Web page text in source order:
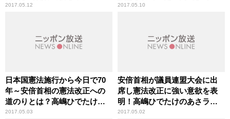
2017.05.12
けのあさラジ！
2017.05.10
日本国憲法施行から今日で70
年～安倍首相の憲法改正への
道のりとは？高嶋ひでたけの
あさラジ！
2017.05.03
安倍首相が議員連盟大会に出
席し憲法改正に強い意欲を表
明！高嶋ひでたけのあさラ
ジ！
2017.05.02